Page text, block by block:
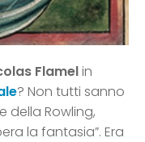
Flamelin
? Non tutti sanno
della Rowling,
la fantasia”. Era